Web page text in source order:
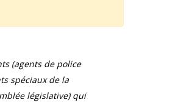
(agents de police
spéciaux de la
législative) qui